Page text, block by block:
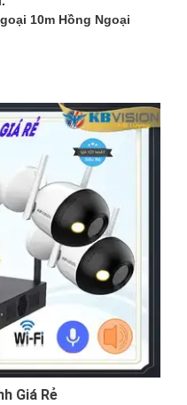
10m Hồng Ngoại
Giá Rẻ